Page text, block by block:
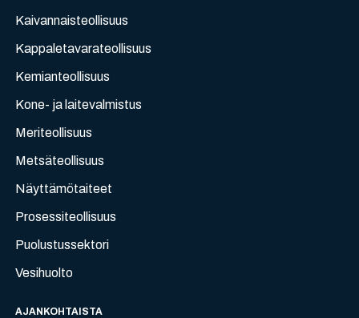
Kaivannaisteollisuus
Kappaletavarateollisuus
Kemianteollisuus
Kone- ja laitevalmistus
Meriteollisuus
Metsäteollisuus
Näyttämötaiteet
Prosessiteollisuus
Puolustussektori
Vesihuolto
AJANKOHTAISTA